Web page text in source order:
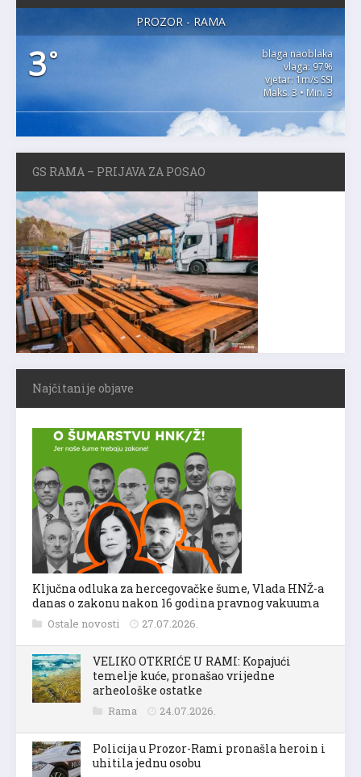
PROZOR - RAMA
3°
blaga naoblaka
vlaga: 97%
vjetar: 1m/s SSI
Maks. 3 • Min. 3
GS RAMA – PRIJAVA ZA POSAO
Najčitanije objave
Ključna odluka za hercegovačke šume, Vlada HNŽ-a
danas o zakonu nakon 16 godina pravnog vakuuma
Ostale novosti 27.07.2026.
VELIKO OTKRIĆE U RAMI: Kopajući
temelje kuće, pronašao vrijedne
arheološke ostatke
Rama 24.07.2026.
Policija u Prozor-Rami pronašla heroin i
uhitila jednu osobu